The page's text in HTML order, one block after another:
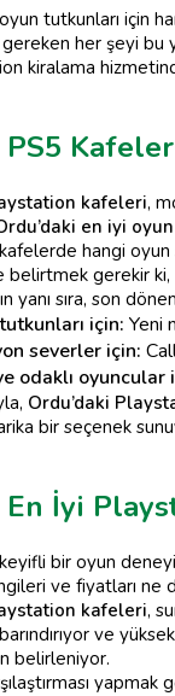
tutkunları için
her şeyi bu
kiralama
PS5
kafeleri,
en iyi
hangi
belirtmek gerekir ki,
yanı sıra, son
için: Yeni
severler için:
odaklı oyuncular
Ordu’daki
bir seçenek
İyi
bir oyun
ve fiyatları ne
kafeleri,
ve
belirleniyor.
yapmak